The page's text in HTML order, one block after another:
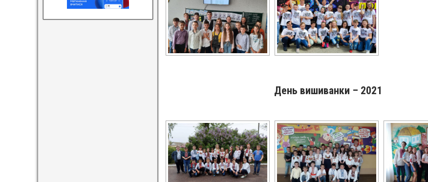
День вишиванки – 2021